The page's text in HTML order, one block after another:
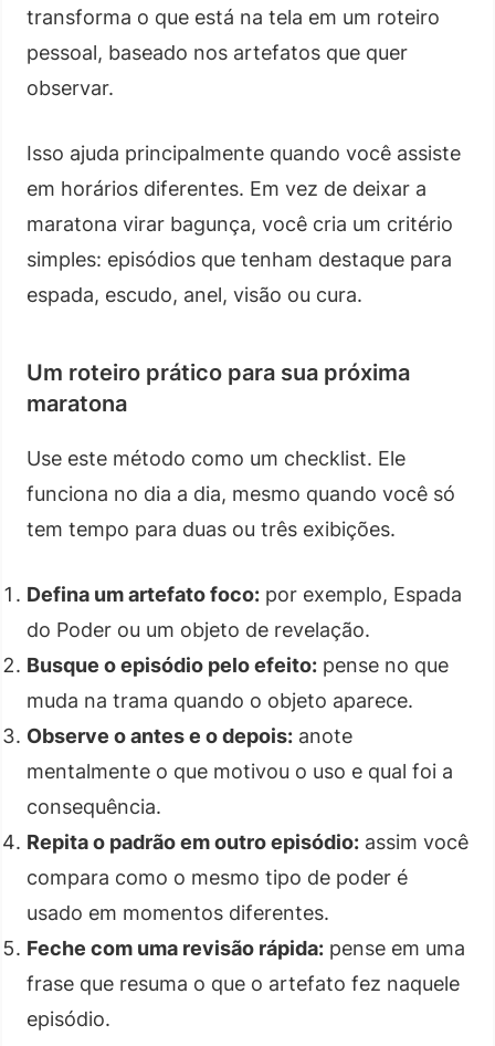
transforma o que está na tela em um roteiro
pessoal, baseado nos artefatos que quer
observar.
Isso ajuda principalmente quando você assiste
em horários diferentes. Em vez de deixar a
maratona virar bagunça, você cria um critério
simples: episódios que tenham destaque para
espada, escudo, anel, visão ou cura.
Um roteiro prático para sua próxima
maratona
Use este método como um checklist. Ele
funciona no dia a dia, mesmo quando você só
tem tempo para duas ou três exibições.
Defina um artefato foco: por exemplo, Espada
do Poder ou um objeto de revelação.
Busque o episódio pelo efeito: pense no que
muda na trama quando o objeto aparece.
Observe o antes e o depois: anote
mentalmente o que motivou o uso e qual foi a
consequência.
Repita o padrão em outro episódio: assim você
compara como o mesmo tipo de poder é
usado em momentos diferentes.
Feche com uma revisão rápida: pense em uma
frase que resuma o que o artefato fez naquele
episódio.